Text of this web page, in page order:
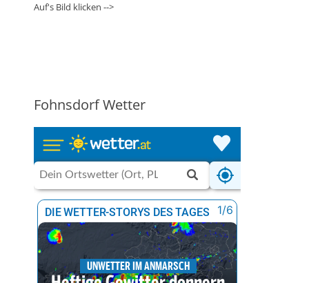
Auf's Bild klicken -->
Fohnsdorf Wetter